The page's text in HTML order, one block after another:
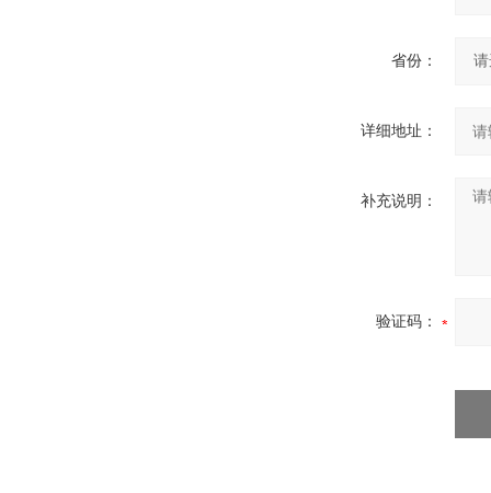
省份：
详细地址：
补充说明：
验证码：